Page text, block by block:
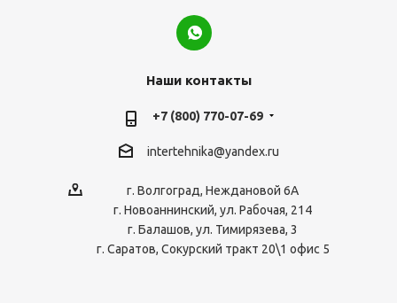
Наши контакты
+7 (800) 770-07-69
intertehnika@yandex.ru
г. Волгоград, Неждановой 6А
г. Новоаннинский, ул. Рабочая, 214
г. Балашов, ул. Тимирязева, 3
г. Саратов, Сокурский тракт 20\1 офис 5